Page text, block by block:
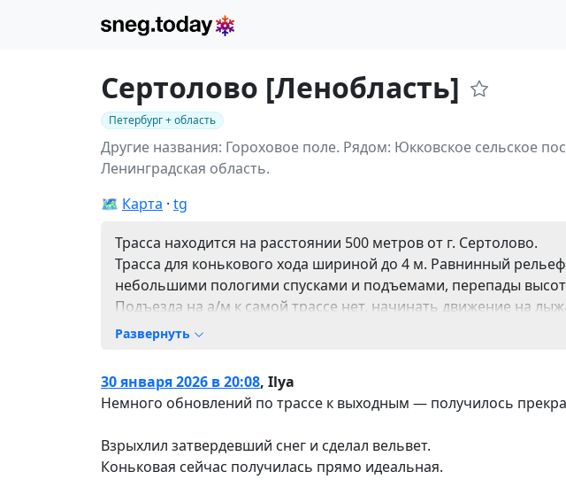
Сертолово [Ленобласть]
Петербург + область
Другие названия: Гороховое поле. Рядом: Юкковское сельское
Ленинградская область.
🗺️ Карта tg
Трасса находится на расстоянии 500 метров от г. Сертолово.
Трасса для конькового хода шириной до 4 м. Равнинный
небольшими пологими спусками и подъемами, перепады высот
Подъезда на а/м к самой трассе нет, начинать движение на
домов.
Со стороны Сертоловского водоёма и по Парковому проезду
Трасса не имеет государственного финансирования и
– Добровольных пожертвований
– Поддержки местного бизнеса
Развернуть
30 января 2026 в 20:08, Ilya
Немного обновлений по трассе к выходным — получилось
Взрыхлил затвердевший снег и сделал вельвет.
Коньковая сейчас получилась прямо идеальная.